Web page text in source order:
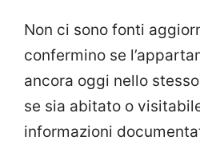
Non ci sono fonti
confermino se
ancora oggi nello
se sia abitato o
informazioni